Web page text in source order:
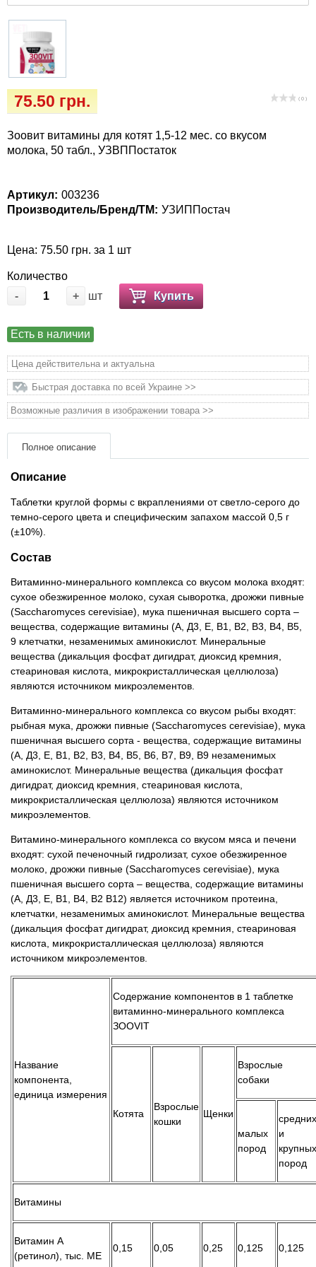
( 0 )
75.50 грн.
Зоовит витамины для котят 1,5-12 мес. со вкусом
молока, 50 табл., УЗВППостаток
Артикул: 003236
Производитель/Бренд/ТМ: УЗИППостач
Цена: 75.50 грн. за 1 шт
Количество
-
+ шт Купить
Есть в наличии
Цена действительна и актуальна
Быстрая доставка по всей Украине >>
Возможные различия в изображении товара >>
Полное описание
Описание
Таблетки круглой формы с вкраплениями от светло-серого до
темно-серого цвета и специфическим запахом массой 0,5 г
(±10%).
Состав
Витаминно-минерального комплекса со вкусом молока входят:
сухое обезжиренное молоко, сухая сыворотка, дрожжи пивные
(Saccharomyces cerevisiae), мука пшеничная высшего сорта –
вещества, содержащие витамины (А, Д3, Е, В1, В2, В3, В4, В5,
9 клетчатки, незаменимых аминокислот. Минеральные
вещества (дикальция фосфат дигидрат, диоксид кремния,
стеариновая кислота, микрокристаллическая целлюлоза)
являются источником микроэлементов.
Витаминно-минерального комплекса со вкусом рыбы входят:
рыбная мука, дрожжи пивные (Saccharomyces cerevisiae), мука
пшеничная высшего сорта - вещества, содержащие витамины
(А, Д3, Е, В1, В2, В3, В4, В5, В6, В7, В9, В9 незаменимых
аминокислот. Минеральные вещества (дикальция фосфат
дигидрат, диоксид кремния, стеариновая кислота,
микрокристаллическая целлюлоза) являются источником
микроэлементов.
Витамино-минерального комплекса со вкусом мяса и печени
входят: сухой печеночный гидролизат, сухое обезжиренное
молоко, дрожжи пивные (Saccharomyces cerevisiae), мука
пшеничная высшего сорта – вещества, содержащие витамины
(А, Д3, Е, В1, В4, В2 В12) является источником протеина,
клетчатки, незаменимых аминокислот. Минеральные вещества
(дикальция фосфат дигидрат, диоксид кремния, стеариновая
кислота, микрокристаллическая целлюлоза) являются
источником микроэлементов.
Название
компонента,
единица измерения
Содержание компонентов в 1 таблетке
витаминно-минерального комплекса
ЗООVIT
Котята
Взрослые
кошки
Щенки
Взрослые
собаки
малых
пород
средних
и
крупных
пород
Витамины
Витамин А
(ретинол), тыс. МЕ
0,15 0,05 0,25 0,125 0,125
Ласощі та корма
для собак
Лежаки, будиночки, охолоджуючи
килимки
Переноски, сумки, клітки
матеріали
Подарункові сертифікати
Товари для гризунів
Товари для коней
Товари для людей
Популярні зоотовари
Архів / Знято з виробництва